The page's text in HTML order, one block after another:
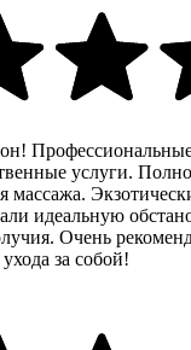
услуги.
массажа.
идеальную
Очень
за собой!